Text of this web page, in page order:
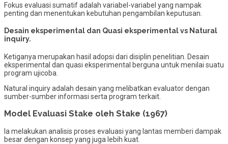
Fokus evaluasi sumatif adalah variabel-variabel yang nampak
penting dan menentukan kebutuhan pengambilan keputusan.
Desain eksperimental dan Quasi eksperimental vs Natural
inquiry.
Ketiganya merupakan hasil adopsi dari disiplin penelitian. Desain
eksperimental dan quasi eksperimental berguna untuk menilai suatu
program ujicoba.
Natural inquiry adalah desain yang melibatkan evaluator dengan
sumber-sumber informasi serta program terkait.
Model Evaluasi Stake oleh Stake (1967)
Ia melakukan analisis proses evaluasi yang lantas memberi dampak
besar dengan konsep yang juga lebih kuat.